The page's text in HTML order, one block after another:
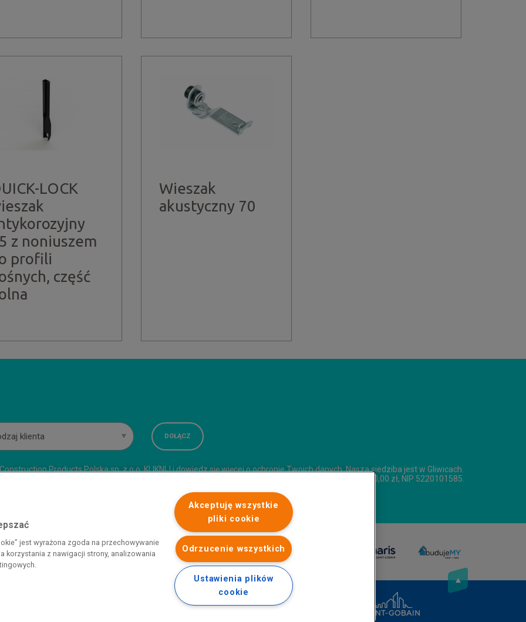
LOCK
z noniuszem
profili
część
Wieszak
akustyczny 70
klienta
Products Polska sp. z o.o.KLIKNIJi dowiedz się więcej o ochronie Twoich danych. Nasza siedziba jest w Gliwicach.
X Wydział Gospodarczy KRS, pod numerem KRS 0000086064, kapitał zakładowy 314 627 500,00 zł, NIP 5220101585.
i energii elektrycznej w 2023 r.”. Przedsiębiorca uzyskał
„Pomoc dla sektorów energochłonnych związana z nagłymi
w 2022 r.”
jest wyrażona zgoda na przechowywanie
korzystania z nawigacji strony, analizowania
Akceptuję wszystkie
pliki cookie
Odrzucenie wszystkich
Ustawienia plików
cookie